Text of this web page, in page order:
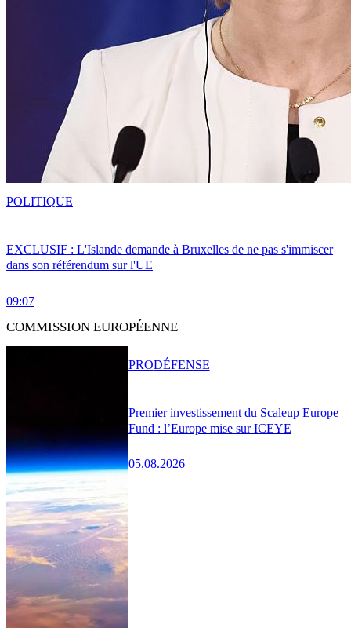
EXCLUSIF : L'Islande demande à Bruxelles de ne pas s'immiscer
dans son référendum sur l'UE
09:07
POLITIQUE
COMMISSION EUROPÉENNE
Premier investissement du Scaleup Europe
Fund : l’Europe mise sur ICEYE
05.08.2026
PRODÉFENSE